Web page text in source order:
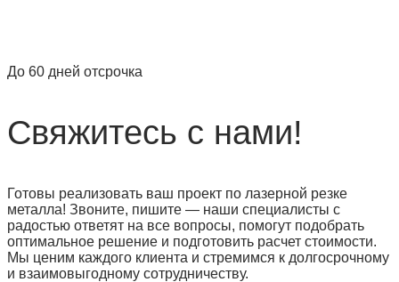
До 60 дней отсрочка
Свяжитесь с нами!
Готовы реализовать ваш проект по лазерной резке
металла! Звоните, пишите — наши специалисты с
радостью ответят на все вопросы, помогут подобрать
оптимальное решение и подготовить расчет стоимости.
Мы ценим каждого клиента и стремимся к долгосрочному
и взаимовыгодному сотрудничеству.